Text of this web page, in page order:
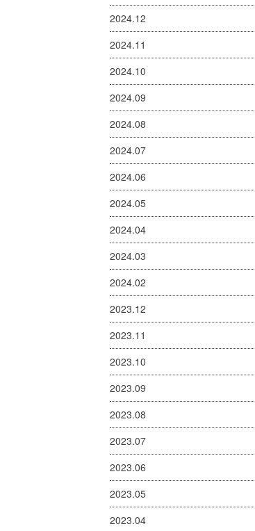
2024.12
2024.11
2024.10
2024.09
2024.08
2024.07
2024.06
2024.05
2024.04
2024.03
2024.02
2023.12
2023.11
2023.10
2023.09
2023.08
2023.07
2023.06
2023.05
2023.04